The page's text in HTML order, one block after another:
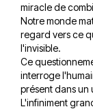
miracle de
Notre monde
regard vers ce
l'invisible.
Ce
interroge
présent dans un
L'infiniment